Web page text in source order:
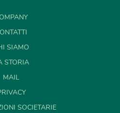
SIAMO
STORIA
MAIL
SOCIETARIE